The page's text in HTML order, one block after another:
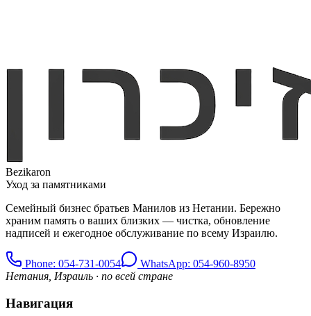
Bezikaron
Уход за памятниками
Семейный бизнес братьев Манилов из Нетании. Бережно
храним память о ваших близких — чистка, обновление
надписей и ежегодное обслуживание по всему Израилю.
Phone: 054-731-0054
WhatsApp: 054-960-8950
Нетания, Израиль · по всей стране
Навигация